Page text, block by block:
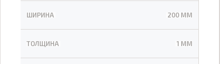
ШИРИНА 200 ММ
ТОЛЩИНА 1 ММ